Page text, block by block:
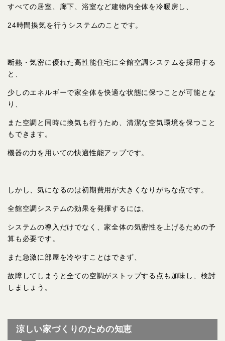
すべての居室、廊下、浴室など建物内全体を冷暖房し、
24時間換気を行うシステムのことです。
断熱・気密に優れた高性能住宅に全館空調システムを採用する
と、
少しのエネルギーで家全体を快適な状態に保つことが可能とな
り、
また空調と同時に換気も行うため、清潔な空気環境を保つこと
もできます。
機器の力を用いての快適性能アップです。
しかし、気になるのは初期費用が大きくなりがちな点です。
全館空調システムの効果を発揮するには、
システムの導入だけでなく、家全体の気密性を上げるための予
算も必要です。
また急激に部屋を冷やすことはできず、
故障してしまうと全ての空調がストップする点も加味し、検討
しましょう。
涼しい家づくりのための知恵